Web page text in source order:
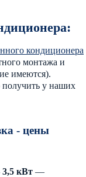
кондиционера
монтажа и
имеются).
у наших
- цены
3,5 кВт —